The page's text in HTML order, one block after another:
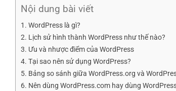
Nội dung bài viết
WordPress là gì?
Lịch sử hình thành WordPress như thế nào?
Ưu và nhược điểm của WordPress
Tại sao nên sử dụng WordPress?
Bảng so sánh giữa WordPress.org và
Nên dùng WordPress.com hay dùng